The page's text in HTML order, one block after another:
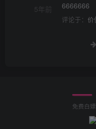
5年前 6666666
评论于： 价
免费白